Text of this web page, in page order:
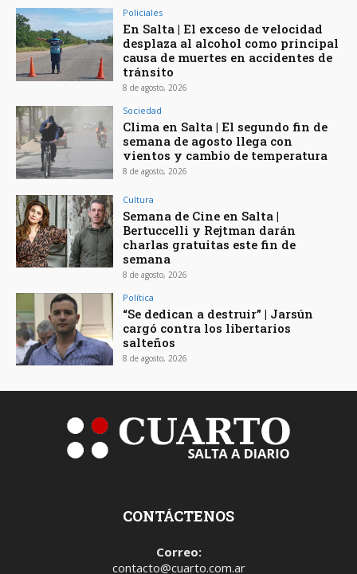
Policiales
En Salta | El exceso de velocidad
desplaza al alcohol como principal
causa de muertes en accidentes de
tránsito
8 de agosto, 2026
Sociedad
Clima en Salta | El segundo fin de
semana de agosto llega con
vientos y cambio de temperatura
8 de agosto, 2026
Cultura
Semana de Cine en Salta |
Bertuccelli y Rejtman darán
charlas gratuitas este fin de
semana
8 de agosto, 2026
Política
“Se dedican a destruir” | Jarsún
cargó contra los libertarios
salteños
8 de agosto, 2026
CONTÁCTENOS
Correo:
contacto@cuarto.com.ar